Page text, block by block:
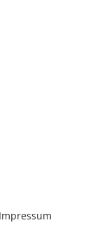
Impressum